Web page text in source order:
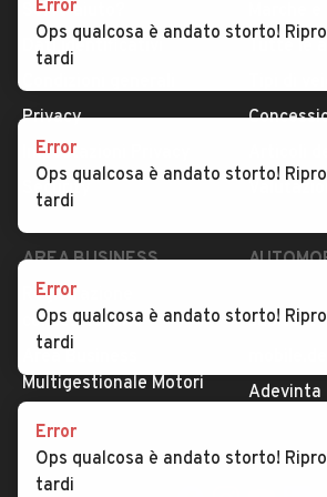
Serve aiuto?
Dati identificativi
Privacy
Impostazioni Privacy
Security
Tutte le
AREA BUSINESS
Registrazione
concessionario
Multigestionale Motori
subito.it
Adevinta
SEGUICI
Error
Ops qualcosa è andato storto!
tardi
Error
Ops qualcosa è andato storto!
tardi
Error
Ops qualcosa è andato storto!
tardi
Error
Ops qualcosa è andato storto!
tardi